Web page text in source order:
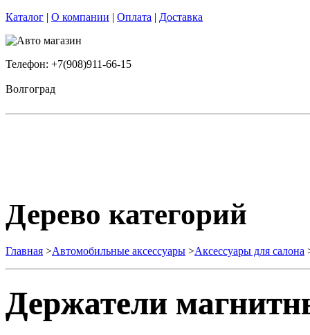
Каталог | О компании | Оплата | Доставка
Телефон: +7(908)911-66-15
Волгоград
Дерево категорий
Главная >Автомобильные аксессуары >Аксессуары для салона
Держатели